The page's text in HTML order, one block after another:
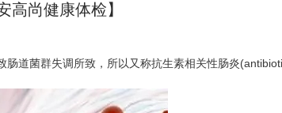
尚健康体检】
道菌群失调所致，所以又称抗生素相关性肠炎